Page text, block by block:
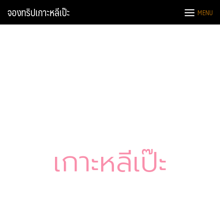
จองทริปเกาะหลีเป๊ะ MENU
เกาะหลีเป๊ะ